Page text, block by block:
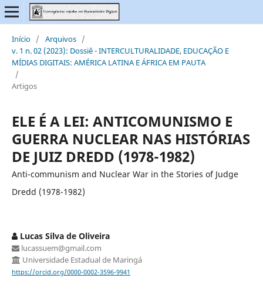
Início / Arquivos /
v. 1 n. 02 (2023): Dossiê - INTERCULTURALIDADE, EDUCAÇÃO E
MÍDIAS DIGITAIS: AMÉRICA LATINA E ÁFRICA EM PAUTA
/
Artigos
ELE É A LEI: ANTICOMUNISMO E
GUERRA NUCLEAR NAS HISTÓRIAS
DE JUIZ DREDD (1978-1982)
Anti-communism and Nuclear War in the Stories of Judge
Dredd (1978-1982)
Lucas Silva de Oliveira
lucassuem@gmail.com
Universidade Estadual de Maringá
https://orcid.org/0000-0002-3596-9941